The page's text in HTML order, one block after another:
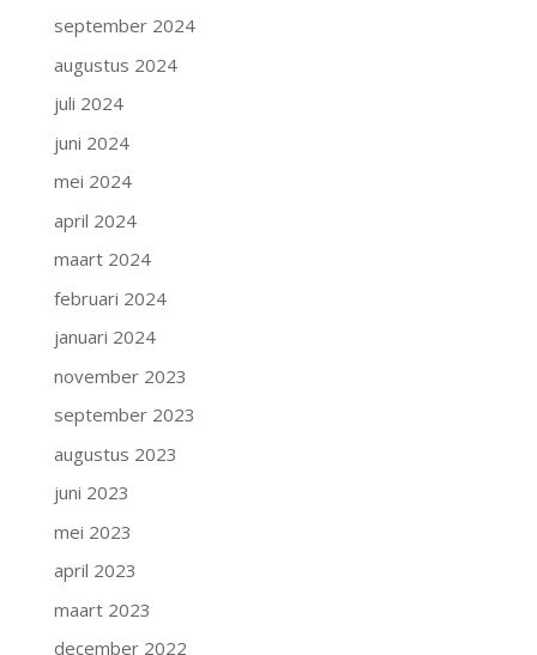
september 2024
augustus 2024
juli 2024
juni 2024
mei 2024
april 2024
maart 2024
februari 2024
januari 2024
november 2023
september 2023
augustus 2023
juni 2023
mei 2023
april 2023
maart 2023
december 2022